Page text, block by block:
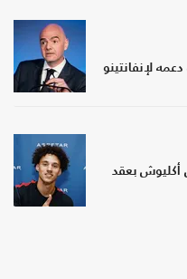
لإنفانتينو
بعقد